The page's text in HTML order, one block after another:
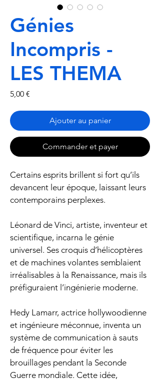
Génies
Incompris -
LES THEMA
5,00 €
Ajouter au panier
Commander et payer
Certains esprits brillent si fort qu’ils
devancent leur époque, laissant leurs
contemporains perplexes.
Léonard de Vinci, artiste, inventeur et
scientifique, incarna le génie
universel. Ses croquis d’hélicoptères
et de machines volantes semblaient
irréalisables à la Renaissance, mais ils
préfiguraient l’ingénierie moderne.
Hedy Lamarr, actrice hollywoodienne
et ingénieure méconnue, inventa un
système de communication à sauts
de fréquence pour éviter les
brouillages pendant la Seconde
Guerre mondiale. Cette idée,